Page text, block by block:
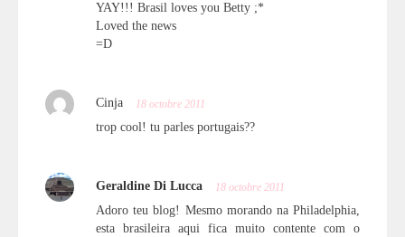
YAY!!! Brasil loves you Betty ;*
Loved the news
=D
Cinja 18 octobre 2011
trop cool! tu parles portugais??
Geraldine Di Lucca 18 octobre 2011
Adoro teu blog! Mesmo morando na Philadelphia,
esta brasileira aqui fica muito contente com o